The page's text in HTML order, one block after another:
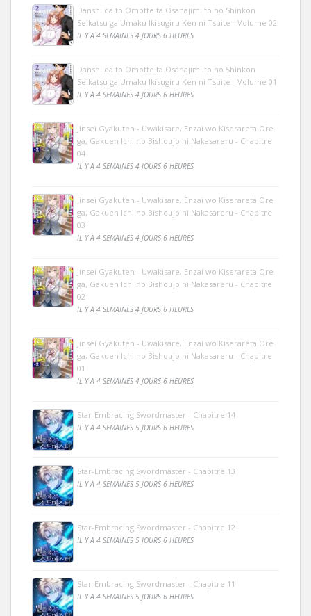
Danshi da to Omotteita Osanajimi to no Shinkon
Seikatsu ga Umaku Ikisugiru Ken ni Tsuite - Volume 02
IL Y A 4 SEMAINES 4 JOURS 6 HEURES
Danshi da to Omotteita Osanajimi to no Shinkon
Seikatsu ga Umaku Ikisugiru Ken ni Tsuite - Volume 01
IL Y A 4 SEMAINES 4 JOURS 6 HEURES
Jinsei Gyakuten - Uwakisare, Enzai wo Kiserareta Ore
ga, Gakuen Ichi no Bishoujo ni Nakasareru - Chapitre
04
IL Y A 4 SEMAINES 4 JOURS 6 HEURES
Jinsei Gyakuten - Uwakisare, Enzai wo Kiserareta Ore
ga, Gakuen Ichi no Bishoujo ni Nakasareru - Chapitre
03
IL Y A 4 SEMAINES 4 JOURS 6 HEURES
Jinsei Gyakuten - Uwakisare, Enzai wo Kiserareta Ore
ga, Gakuen Ichi no Bishoujo ni Nakasareru - Chapitre
02
IL Y A 4 SEMAINES 4 JOURS 6 HEURES
Jinsei Gyakuten - Uwakisare, Enzai wo Kiserareta Ore
ga, Gakuen Ichi no Bishoujo ni Nakasareru - Chapitre
01
IL Y A 4 SEMAINES 4 JOURS 6 HEURES
Star-Embracing Swordmaster - Chapitre 14
IL Y A 4 SEMAINES 5 JOURS 6 HEURES
Star-Embracing Swordmaster - Chapitre 13
IL Y A 4 SEMAINES 5 JOURS 6 HEURES
Star-Embracing Swordmaster - Chapitre 12
IL Y A 4 SEMAINES 5 JOURS 6 HEURES
Star-Embracing Swordmaster - Chapitre 11
IL Y A 4 SEMAINES 5 JOURS 6 HEURES